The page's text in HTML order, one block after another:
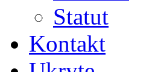
Statut
Kontakt